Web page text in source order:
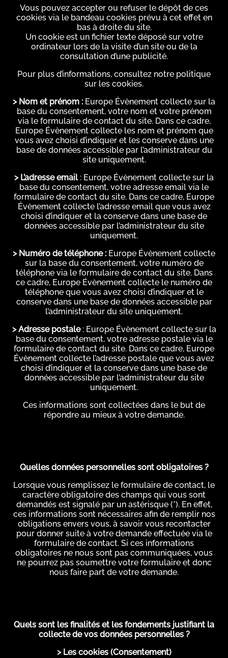
Vous pouvez accepter ou refuser le dépôt de ces
cookies via le bandeau cookies prévu à cet effet en
bas à droite du site.
Un cookie est un fichier texte déposé sur votre
ordinateur lors de la visite d’un site ou de la
consultation d’une publicité.
Pour plus d’informations, consultez notre politique
sur les cookies.
> Nom et prénom : Europe Évènement collecte sur la
base du consentement, votre nom et votre prénom
via le formulaire de contact du site. Dans ce cadre,
Europe Évènement collecte les nom et prénom que
vous avez choisi d’indiquer et les conserve dans une
base de données accessible par l’administrateur du
site uniquement.
> L’adresse email: Europe Évènement collecte sur la
base du consentement, votre adresse email via le
formulaire de contact du site. Dans ce cadre, Europe
Évènement collecte l’adresse email que vous avez
choisi d’indiquer et la conserve dans une base de
données accessible par l’administrateur du site
uniquement.
> Numéro de téléphone : Europe Évènement collecte
sur la base du consentement, votre numéro de
téléphone via le formulaire de contact du site. Dans
ce cadre, Europe Évènement collecte le numéro de
téléphone que vous avez choisi d’indiquer et le
conserve dans une base de données accessible par
l’administrateur du site uniquement.
> Adresse postale: Europe Évènement collecte sur la
base du consentement, votre adresse postale via le
formulaire de contact du site. Dans ce cadre, Europe
Évènement collecte l’adresse postale que vous avez
choisi d’indiquer et la conserve dans une base de
données accessible par l’administrateur du site
uniquement.
Ces informations sont collectées dans le but de
répondre au mieux à votre demande.
Quelles données personnelles sont obligatoires ?
Lorsque vous remplissez le formulaire de contact, le
caractère obligatoire des champs qui vous sont
demandés est signalé par un astérisque (*). En effet,
ces informations sont nécessaires afin de remplir nos
obligations envers vous, à savoir vous recontacter
pour donner suite à votre demande effectuée via le
formulaire de contact. Si ces informations
obligatoires ne nous sont pas communiquées, vous
ne pourrez pas soumettre votre formulaire et donc
nous faire part de votre demande.
Quels sont les finalités et les fondements justifiant la
collecte de vos données personnelles ?
> Les cookies (Consentement)